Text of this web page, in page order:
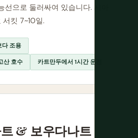
선으로 둘러싸여 있습니다. 시아
킷 7~10일.
다 조용
산 호수 카트만두에서 1시간 운전
& 보우다나트